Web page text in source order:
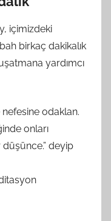
içimizdeki
birkaç dakikalık
yardımcı
odaklan.
onları
düşünce.” deyip